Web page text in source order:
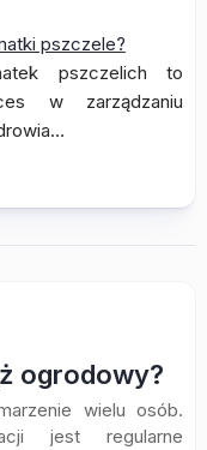
pszczele?
pszczelich to
w zarządzaniu
ogrodowy?
wielu osób.
jest regularne